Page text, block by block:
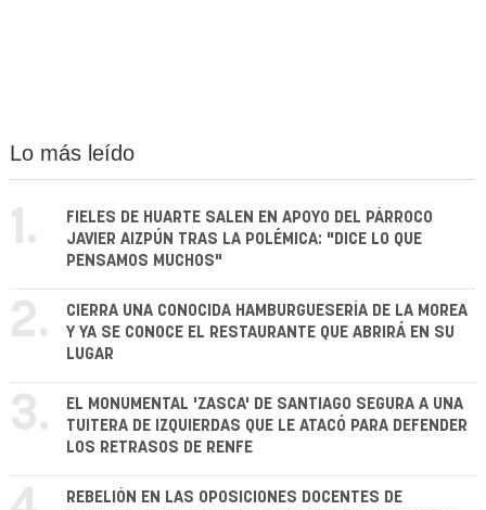
Lo más leído
1.
FIELES DE HUARTE SALEN EN APOYO DEL PÁRROCO
JAVIER AIZPÚN TRAS LA POLÉMICA: "DICE LO QUE
PENSAMOS MUCHOS"
2.
CIERRA UNA CONOCIDA HAMBURGUESERÍA DE LA MOREA
Y YA SE CONOCE EL RESTAURANTE QUE ABRIRÁ EN SU
LUGAR
3.
EL MONUMENTAL 'ZASCA' DE SANTIAGO SEGURA A UNA
TUITERA DE IZQUIERDAS QUE LE ATACÓ PARA DEFENDER
LOS RETRASOS DE RENFE
REBELIÓN EN LAS OPOSICIONES DOCENTES DE